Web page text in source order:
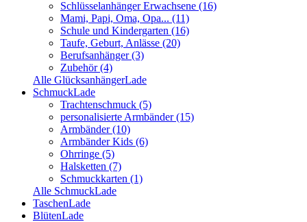
Schlüsselanhänger Erwachsene (16)
Mami, Papi, Oma, Opa... (11)
Schule und Kindergarten (16)
Taufe, Geburt, Anlässe (20)
Berufsanhänger (3)
Zubehör (4)
Alle GlücksanhängerLade
SchmuckLade
Trachtenschmuck (5)
personalisierte Armbänder (15)
Armbänder (10)
Armbänder Kids (6)
Ohrringe (5)
Halsketten (7)
Schmuckkarten (1)
Alle SchmuckLade
TaschenLade
BlütenLade